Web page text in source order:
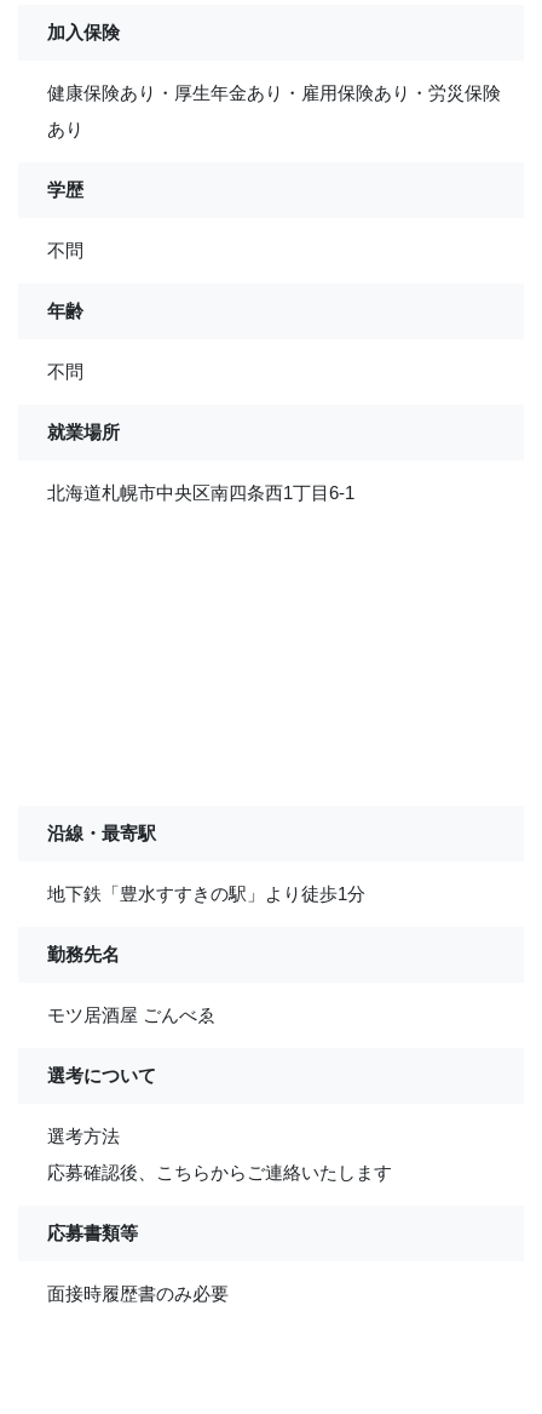
加入保険
健康保険あり・厚生年金あり・雇用保険あり・労災保険
あり
学歴
不問
年齢
不問
就業場所
北海道札幌市中央区南四条西1丁目6-1
沿線・最寄駅
地下鉄「豊水すすきの駅」より徒歩1分
勤務先名
モツ居酒屋 ごんべゑ
選考について
選考方法
応募確認後、こちらからご連絡いたします
応募書類等
面接時履歴書のみ必要